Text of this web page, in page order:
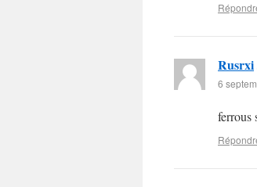
Rusrxi
6
ferrous